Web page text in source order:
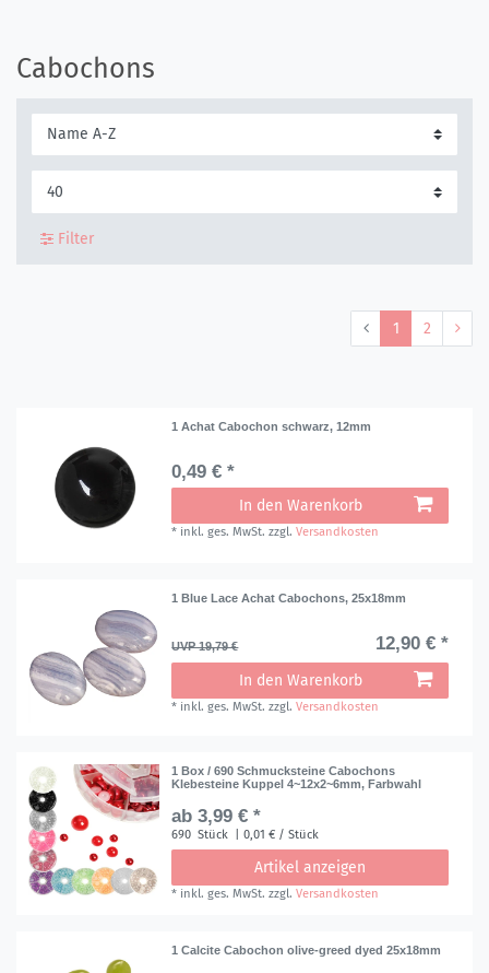
Cabochons
Filter
1 2
1 Achat Cabochon schwarz, 12mm
0,49 € *
In den Warenkorb
* inkl. ges. MwSt. zzgl.Versandkosten
1 Blue Lace Achat Cabochons, 25x18mm
UVP 19,79 € 12,90 € *
In den Warenkorb
* inkl. ges. MwSt. zzgl.Versandkosten
1 Box / 690 Schmucksteine Cabochons
Klebesteine Kuppel 4~12x2~6mm, Farbwahl
ab 3,99 € *
690 Stück | 0,01 € / Stück
Artikel anzeigen
* inkl. ges. MwSt. zzgl.Versandkosten
1 Calcite Cabochon olive-greed dyed 25x18mm